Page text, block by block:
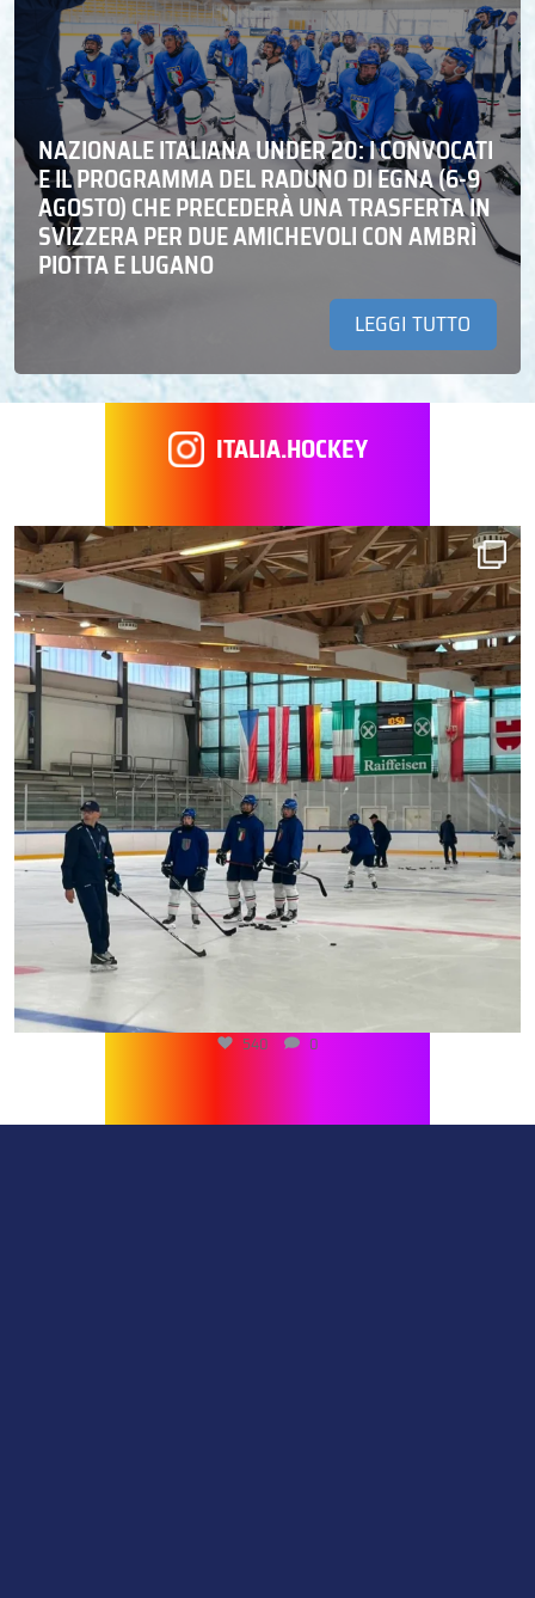
NAZIONALE ITALIANA UNDER 20: I CONVOCATI
E IL PROGRAMMA DEL RADUNO DI EGNA (6-9
AGOSTO) CHE PRECEDERÀ UNA TRASFERTA IN
SVIZZERA PER DUE AMICHEVOLI CON AMBRÌ
PIOTTA E LUGANO
LEGGI TUTTO
ITALIA.HOCKEY
540 0